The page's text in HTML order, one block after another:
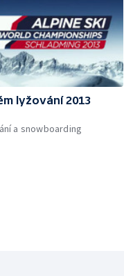
lyžování 2013
a snowboarding